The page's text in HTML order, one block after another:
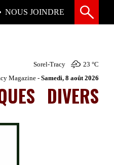
NOUS JOINDRE
Sorel-Tracy 23 °C
Magazine -Samedi, 8 août 2026
DIVERS